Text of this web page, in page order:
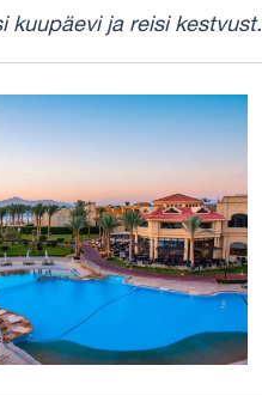
kuupäevi ja reisi kestvust.